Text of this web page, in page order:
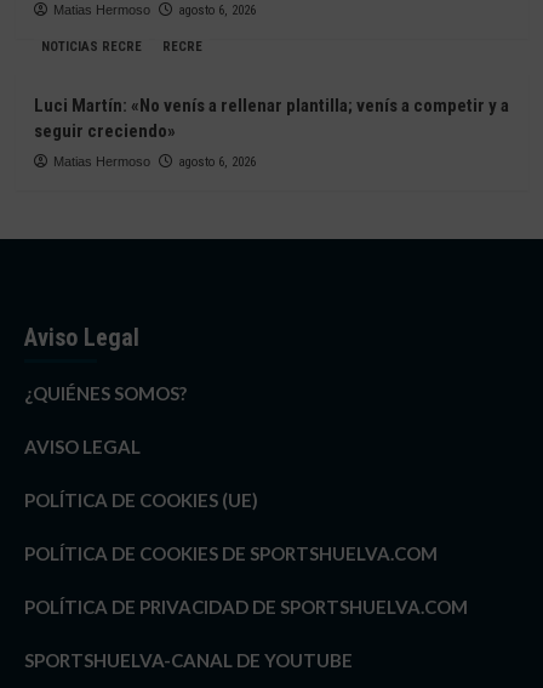
Matias Hermoso agosto 6, 2026
NOTICIAS RECRE RECRE
Luci Martín: «No venís a rellenar plantilla; venís a competir y a
seguir creciendo»
Matias Hermoso agosto 6, 2026
Aviso Legal
¿QUIÉNES SOMOS?
AVISO LEGAL
POLÍTICA DE COOKIES (UE)
POLÍTICA DE COOKIES DE SPORTSHUELVA.COM
POLÍTICA DE PRIVACIDAD DE SPORTSHUELVA.COM
SPORTSHUELVA-CANAL DE YOUTUBE